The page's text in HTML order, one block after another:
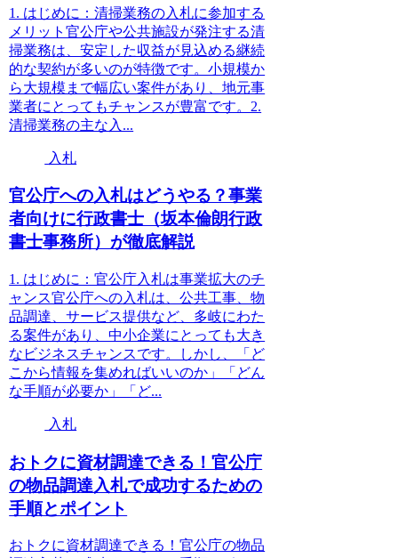
1. はじめに：清掃業務の入札に参加する
メリット官公庁や公共施設が発注する清
掃業務は、安定した収益が見込める継続
的な契約が多いのが特徴です。小規模か
ら大規模まで幅広い案件があり、地元事
業者にとってもチャンスが豊富です。2.
清掃業務の主な入...
入札
官公庁への入札はどうやる？事業
者向けに行政書士（坂本倫朗行政
書士事務所）が徹底解説
1. はじめに：官公庁入札は事業拡大のチ
ャンス官公庁への入札は、公共工事、物
品調達、サービス提供など、多岐にわた
る案件があり、中小企業にとっても大き
なビジネスチャンスです。しかし、「ど
こから情報を集めればいいのか」「どん
な手順が必要か」「ど...
入札
おトクに資材調達できる！官公庁
の物品調達入札で成功するための
手順とポイント
おトクに資材調達できる！官公庁の物品